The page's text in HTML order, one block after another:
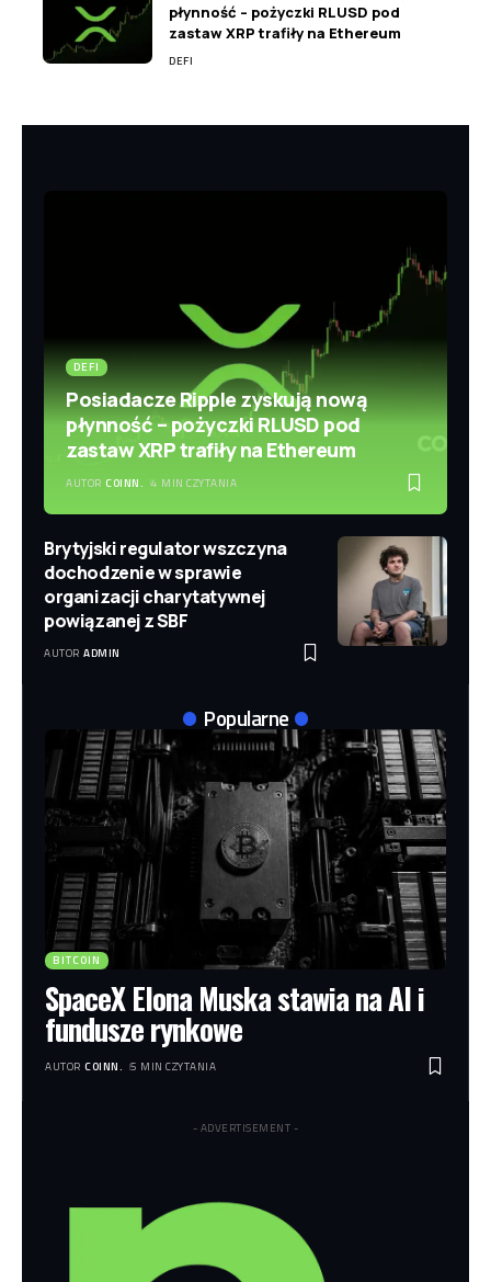
płynność – pożyczki RLUSD pod
zastaw XRP trafiły na Ethereum
DEFI
DEFI
Posiadacze Ripple zyskują nową
płynność – pożyczki RLUSD pod
zastaw XRP trafiły na Ethereum
AUTOR COINN. 4 MIN CZYTANIA
Brytyjski regulator wszczyna
dochodzenie w sprawie
organizacji charytatywnej
powiązanej z SBF
AUTOR ADMIN
Popularne
BITCOIN
SpaceX Elona Muska stawia na AI i
fundusze rynkowe
AUTOR COINN. 5 MIN CZYTANIA
- ADVERTISEMENT -